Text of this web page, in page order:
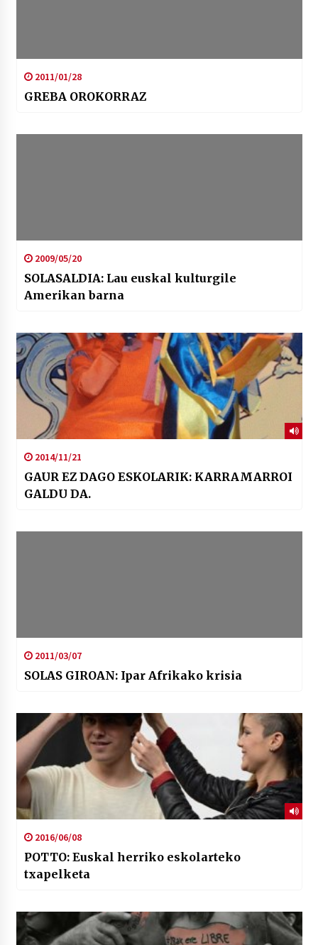
2011/01/28
GREBA OROKORRAZ
2009/05/20
SOLASALDIA: Lau euskal kulturgile
Amerikan barna
2014/11/21
GAUR EZ DAGO ESKOLARIK: KARRAMARROI
GALDU DA.
2011/03/07
SOLAS GIROAN: Ipar Afrikako krisia
2016/06/08
POTTO: Euskal herriko eskolarteko
txapelketa